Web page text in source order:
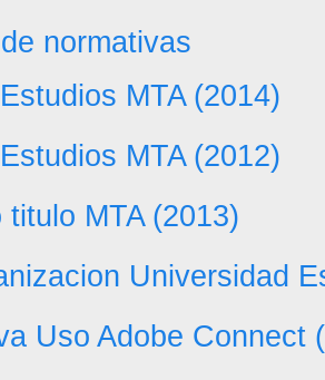
normativas
MTA (2014)
MTA (2012)
titulo MTA (2013)
Universidad
Uso Adobe Connect